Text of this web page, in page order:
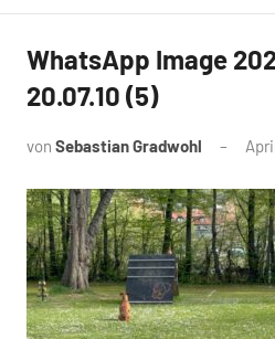
KLUB
LG06
WhatsApp Image
20.07.10 (5)
von Sebastian Gradwohl